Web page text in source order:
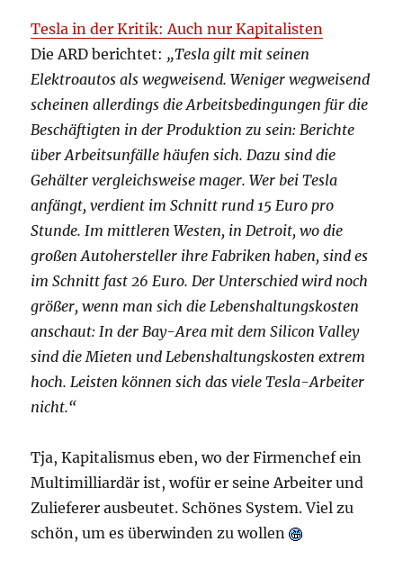
Tesla in der Kritik: Auch nur Kapitalisten
Die ARD berichtet: „Tesla gilt mit seinen
Elektroautos als wegweisend. Weniger wegweisend
scheinen allerdings die Arbeitsbedingungen für die
Beschäftigten in der Produktion zu sein: Berichte
über Arbeitsunfälle häufen sich. Dazu sind die
Gehälter vergleichsweise mager. Wer bei Tesla
anfängt, verdient im Schnitt rund 15 Euro pro
Stunde. Im mittleren Westen, in Detroit, wo die
großen Autohersteller ihre Fabriken haben, sind es
im Schnitt fast 26 Euro. Der Unterschied wird noch
größer, wenn man sich die Lebenshaltungskosten
anschaut: In der Bay-Area mit dem Silicon Valley
sind die Mieten und Lebenshaltungskosten extrem
hoch. Leisten können sich das viele Tesla-Arbeiter
nicht.“
Tja, Kapitalismus eben, wo der Firmenchef ein
Multimilliardär ist, wofür er seine Arbeiter und
Zulieferer ausbeutet. Schönes System. Viel zu
schön, um es überwinden zu wollen